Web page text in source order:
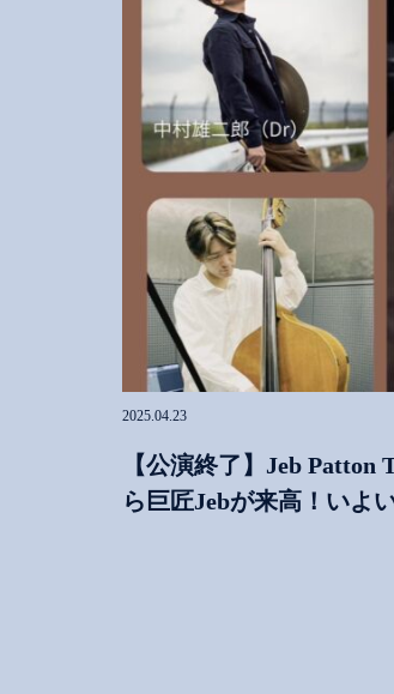
2025.04.23
【公演終了】Jeb Patton
ら巨匠Jebが来高！いよ